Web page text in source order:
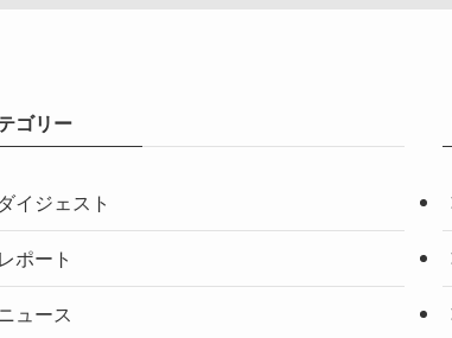
ゴリー
ダイジェスト
レポート
ュース